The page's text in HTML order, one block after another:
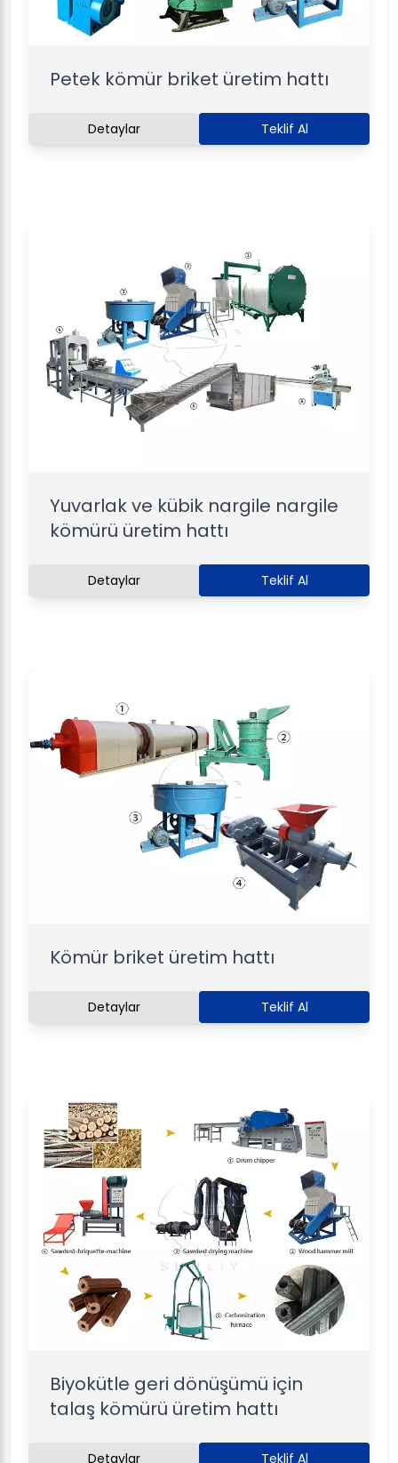
Petek kömür briket üretim hattı
Detaylar Teklif Al
Yuvarlak ve kübik nargile nargile
kömürü üretim hattı
Detaylar Teklif Al
Kömür briket üretim hattı
Detaylar Teklif Al
Biyokütle geri dönüşümü için
talaş kömürü üretim hattı
Detaylar Teklif Al